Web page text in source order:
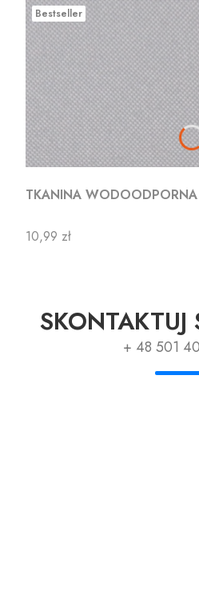
Bestseller
TKANINA
Cena
10,99 zł
+ 48 501